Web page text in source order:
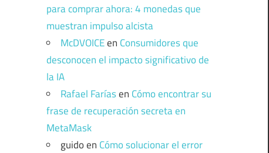
para comprar ahora: 4 monedas que
muestran impulso alcista
McDVOICEen Consumidores que
desconocen el impacto significativo de
la IA
Rafael Faríasen Cómo encontrar su
frase de recuperación secreta en
MetaMask
guidoen Cómo solucionar el error